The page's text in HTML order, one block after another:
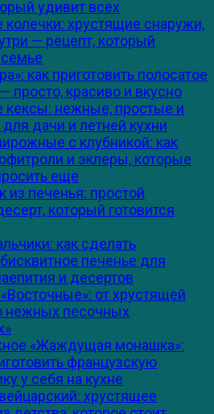
удивит всех
хрустящие снаружи,
— рецепт, который
как приготовить полосатое
просто, красиво и вкусно
нежные, простые и
дачи и летней кухни
с клубникой: как
и эклеры, которые
еще
из печенья: простой
который готовится
как сделать
печенье для
и десертов
от хрустящей
нежных песочных
«Жаждущая монашка»:
французскую
у себя на кухне
хрустящее